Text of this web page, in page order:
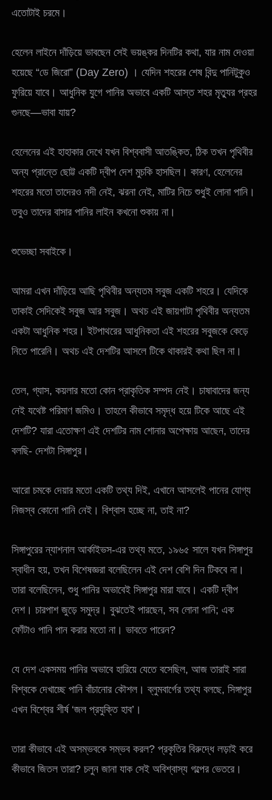
এতোটাই চরমে।
হেলেন লাইনে দাঁড়িয়ে ভাবছেন সেই ভয়ঙ্কর দিনটির কথা, যার নাম দেওয়া
হয়েছে “ডে জিরো” (Day Zero) । যেদিন শহরের শেষ বিন্দু পানিটুকুও
ফুরিয়ে যাবে। আধুনিক যুগে পানির অভাবে একটি আস্ত শহর মৃত্যুর প্রহর
গুনছে—ভাবা যায়?
হেলেনের এই হাহাকার দেখে যখন বিশ্ববাসী আতঙ্কিত, ঠিক তখন পৃথিবীর
অন্য প্রান্তে ছোট্ট একটি দ্বীপ দেশ মুচকি হাসছিল। কারণ, হেলেনের
শহরের মতো তাদেরও নদী নেই, ঝরনা নেই, মাটির নিচে শুধুই লোনা পানি।
তবুও তাদের বাসার পানির লাইন কখনো শুকায় না।
শুভেচ্ছা সবাইকে।
আমরা এখন দাঁড়িয়ে আছি পৃথিবীর অন্যতম সবুজ একটি শহরে। যেদিকে
তাকাই সেদিকেই সবুজ আর সবুজ। অথচ এই জায়গাটা পৃথিবীর অন্যতম
একটা আধুনিক শহর। ইটপাথরের আধুনিকতা এই শহরের সবুজকে কেড়ে
নিতে পারেনি। অথচ এই দেশটির আসলে টিকে থাকারই কথা ছিল না।
তেল, গ্যাস, কয়লার মতো কোন প্রাকৃতিক সম্পদ নেই। চাষাবাদের জন্য
নেই যথেষ্ট পরিমাণ জমিও। তাহলে কীভাবে সমৃদ্ধ হয়ে টিকে আছে এই
দেশটি? যারা এতোক্ষণ এই দেশটির নাম শোনার অপেক্ষায় আছেন, তাদের
বলছি- দেশটা সিঙ্গাপুর।
আরো চমকে দেয়ার মতো একটি তথ্য দিই, এখানে আসলেই পানের যোগ্য
নিজস্ব কোনো পানি নেই। বিশ্বাস হচ্ছে না, তাই না?
সিঙ্গাপুরের ন্যাশনাল আর্কাইভস-এর তথ্য মতে, ১৯৬৫ সালে যখন সিঙ্গাপুর
স্বাধীন হয়, তখন বিশেষজ্ঞরা বলেছিলেন এই দেশ বেশি দিন টিকবে না।
তারা বলেছিলেন, শুধু পানির অভাবেই সিঙ্গাপুর মারা যাবে। একটি দ্বীপ
দেশ। চারপাশ জুড়ে সমুদ্র। বুঝতেই পারছেন, সব লোনা পানি; এক
ফোঁটাও পানি পান করার মতো না। ভাবতে পারেন?
যে দেশ একসময় পানির অভাবে হারিয়ে যেতে বসেছিল, আজ তারাই সারা
বিশ্বকে দেখাচ্ছে পানি বাঁচানোর কৌশল। ব্লুমবার্গের তথ্য বলছে, সিঙ্গাপুর
এখন বিশ্বের শীর্ষ ‘জল প্রযুক্তি হাব’।
তারা কীভাবে এই অসম্ভবকে সম্ভব করল? প্রকৃতির বিরুদ্ধে লড়াই করে
কীভাবে জিতল তারা? চলুন জানা যাক সেই অবিশ্বাস্য গল্পের ভেতরে।